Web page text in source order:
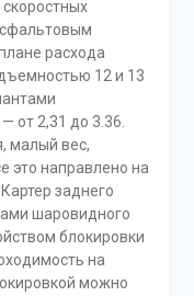
расхода
12 и 13
от 2,31 до 3.36.
малый вес,
это направлено на
заднего
шаровидного
блокировки
на
можно